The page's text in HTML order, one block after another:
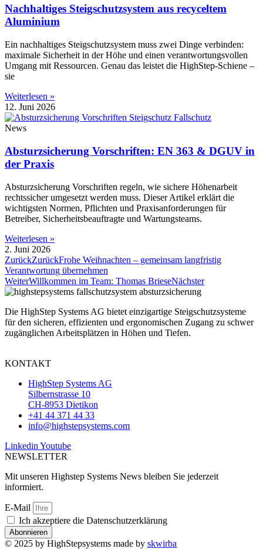
Nachhaltiges Steigschutzsystem aus recyceltem
Aluminium
Ein nachhaltiges Steigschutzsystem muss zwei Dinge verbinden:
maximale Sicherheit in der Höhe und einen verantwortungsvollen
Umgang mit Ressourcen. Genau das leistet die HighStep-Schiene –
sie
Weiterlesen »
12. Juni 2026
News
Absturzsicherung Vorschriften: EN 363 & DGUV in
der Praxis
Absturzsicherung Vorschriften regeln, wie sichere Höhenarbeit
rechtssicher umgesetzt werden muss. Dieser Artikel erklärt die
wichtigsten Normen, Pflichten und Praxisanforderungen für
Betreiber, Sicherheitsbeauftragte und Wartungsteams.
Weiterlesen »
2. Juni 2026
ZurückZurückFrohe Weihnachten – gemeinsam langfristig
Verantwortung übernehmen
WeiterWillkommen im Team: Thomas BrieseNächster
Die HighStep Systems AG bietet einzigartige Steigschutzsysteme
für den sicheren, effizienten und ergonomischen Zugang zu schwer
zugänglichen Arbeitsplätzen in Höhen und Tiefen.
KONTAKT
HighStep Systems AG
Silbernstrasse 10
CH-8953 Dietikon
+41 44 371 44 33
info@highstepsystems.com
Linkedin Youtube
NEWSLETTER
Mit unseren Highstep Systems News bleiben Sie jederzeit
informiert.
E-Mail
Ich akzeptiere die Datenschutzerklärung
Abonnieren
© 2025 by HighStepsystems made by skwirba